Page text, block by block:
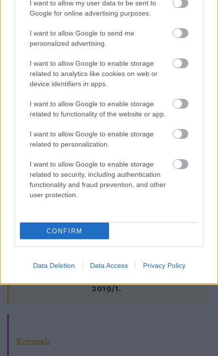
I want to allow my user data to be sent to
Google for online advertising purposes.
I want to allow Google to send me
personalized advertising.
I want to allow Google to enable storage
related to analytics like cookies on web or
device identifiers in apps.
I want to allow Google to enable storage
related to functionality of the website or app.
I want to allow Google to enable storage
related to personalization.
I want to allow Google to enable storage
related to security, including authentication
functionality and fraud prevention, and other
user protection.
CONFIRM
Data Deletion Data Access Privacy Policy
A szerző cikkei
Tananyag
Magyar történelem
Magyarország és a második világháború
elleni harcokban
Lapszám
2019/1.
Korszak